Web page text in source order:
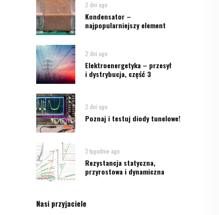
2 dni ago
Kondensator –
najpopularniejszy element
2 dni ago
Elektroenergetyka – przesył
i dystrybucja, część 3
2 dni ago
Poznaj i testuj diody tunelowe!
3 tygodnie ago
Rezystancja statyczna,
przyrostowa i dynamiczna
Nasi przyjaciele